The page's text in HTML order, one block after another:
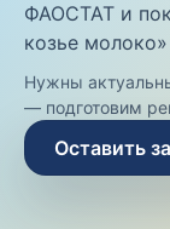
ФАОСТАТ и
козье
Нужны
— подготовим
Оставить